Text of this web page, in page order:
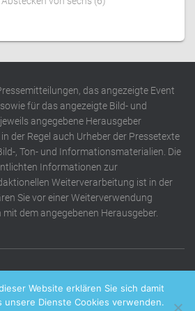
das angezeigte Event
für das angezeigte Bild- und
angegebene Herausgeber
der Regel auch Urheber der Pressetexte
, Ton- und Informationsmaterialien. Die
Informationen zur
Weiterverarbeitung ist in der
Sie vor einer Weiterverwendung
dem angegebenen Herausgeber.
Website erklären Sie sich damit
unsere Dienste Cookies verwenden.